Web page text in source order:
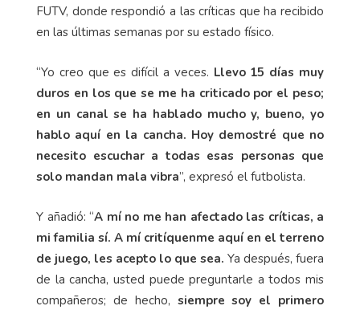
FUTV, donde respondió a las críticas que ha recibido
en las últimas semanas por su estado físico.
“Yo creo que es difícil a veces. Llevo 15 días muy
duros en los que se me ha criticado por el peso;
en un canal se ha hablado mucho y, bueno, yo
hablo aquí en la cancha. Hoy demostré que no
necesito escuchar a todas esas personas que
solo mandan mala vibra”, expresó el futbolista.
Y añadió: “A mí no me han afectado las críticas, a
mi familia sí. A mí critíquenme aquí en el terreno
de juego, les acepto lo que sea. Ya después, fuera
de la cancha, usted puede preguntarle a todos mis
compañeros; de hecho, siempre soy el primero